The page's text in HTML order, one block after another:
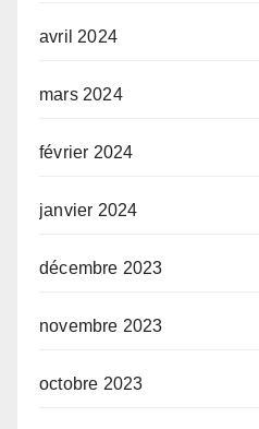
avril 2024
mars 2024
février 2024
janvier 2024
décembre 2023
novembre 2023
octobre 2023